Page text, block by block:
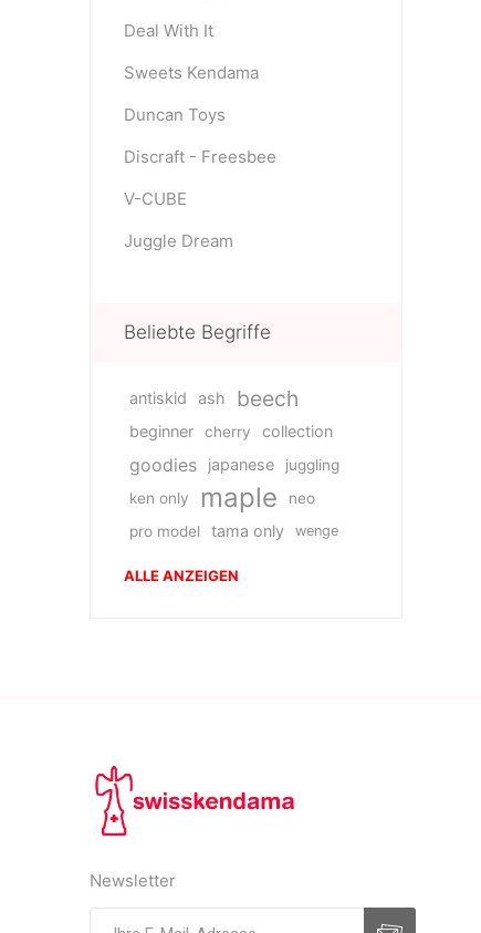
Deal With It
Sweets Kendama
Duncan Toys
Discraft - Freesbee
V-CUBE
Juggle Dream
Beliebte Begriffe
antiskid ash beech
beginner cherry collection
goodies japanese
juggling
ken only
maple
neo
pro model
tama only wenge
ALLE ANZEIGEN
Newsletter